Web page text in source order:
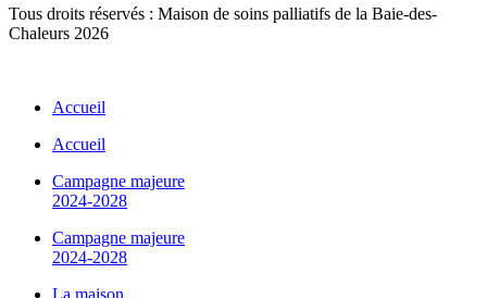
Tous droits réservés : Maison de soins palliatifs de la Baie-des-
Chaleurs 2026
Accueil
Accueil
Campagne majeure
2024-2028
Campagne majeure
2024-2028
La maison